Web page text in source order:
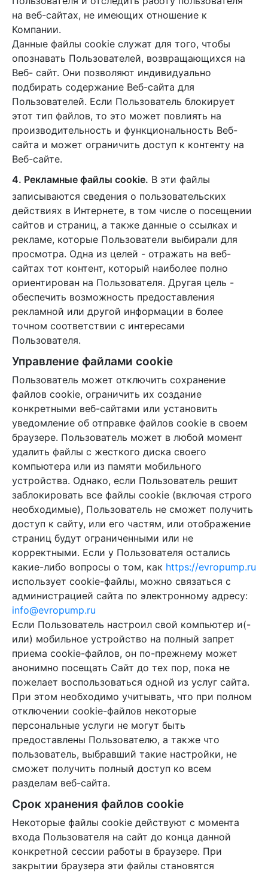
на веб-сайтах, не имеющих отношение к
Компании.
Данные файлы cookie служат для того, чтобы
опознавать Пользователей, возвращающихся на
Веб- сайт. Они позволяют индивидуально
подбирать содержание Веб-сайта для
Пользователей. Если Пользователь блокирует
этот тип файлов, то это может повлиять на
производительность и функциональность Веб-
сайта и может ограничить доступ к контенту на
Веб-сайте.
4. Рекламные файлы cookie. В эти файлы
записываются сведения о пользовательских
действиях в Интернете, в том числе о посещении
сайтов и страниц, а также данные о ссылках и
рекламе, которые Пользователи выбирали для
просмотра. Одна из целей - отражать на веб-
сайтах тот контент, который наиболее полно
ориентирован на Пользователя. Другая цель -
обеспечить возможность предоставления
рекламной или другой информации в более
точном соответствии с интересами
Пользователя.
Управление файлами cookie
Пользователь может отключить сохранение
файлов cookie, ограничить их создание
конкретными веб-сайтами или установить
уведомление об отправке файлов cookie в своем
браузере. Пользователь может в любой момент
удалить файлы с жесткого диска своего
компьютера или из памяти мобильного
устройства. Однако, если Пользователь решит
заблокировать все файлы cookie (включая строго
необходимые), Пользователь не сможет получить
доступ к сайту, или его частям, или отображение
страниц будут ограниченными или не
корректными. Если у Пользователя остались
какие-либо вопросы о том, как https://evropump.ru
использует cookie-файлы, можно связаться с
администрацией сайта по электронному адресу:
info@evropump.ru
Если Пользователь настроил свой компьютер и(-
или) мобильное устройство на полный запрет
приема cookie-файлов, он по-прежнему может
анонимно посещать Сайт до тех пор, пока не
пожелает воспользоваться одной из услуг сайта.
При этом необходимо учитывать, что при полном
отключении cookie-файлов некоторые
персональные услуги не могут быть
предоставлены Пользователю, а также что
пользователь, выбравший такие настройки, не
сможет получить полный доступ ко всем
разделам веб-сайта.
Срок хранения файлов cookie
Некоторые файлы cookie действуют с момента
входа Пользователя на сайт до конца данной
конкретной сессии работы в браузере. При
закрытии браузера эти файлы становятся